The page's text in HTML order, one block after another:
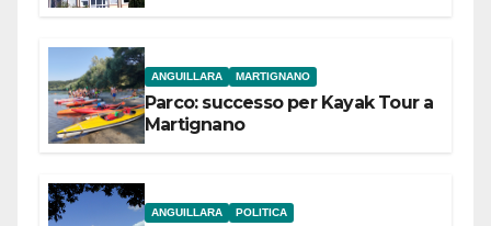
ANGUILLARA MARTIGNANO
Parco: successo per Kayak Tour a
Martignano
ANGUILLARA POLITICA